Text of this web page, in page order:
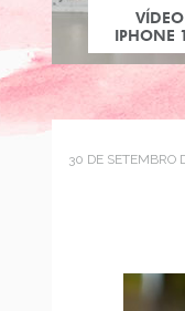
IPHONE
30 DE SETEMBRO